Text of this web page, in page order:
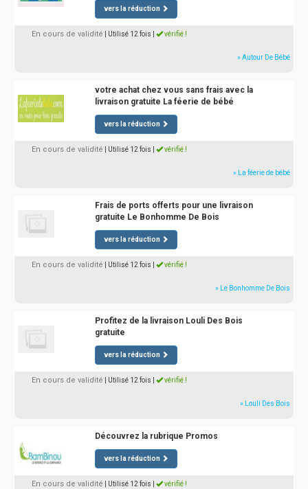
vers la réduction
En cours de validité | Utilisé 12 fois vérifié !
» Autour De Bébé
votre achat chez vous sans frais avec la
livraison gratuite La féerie de bébé
vers la réduction
En cours de validité | Utilisé 12 fois vérifié !
» La féerie de bébé
Frais de ports offerts pour une livraison
gratuite Le Bonhomme De Bois
vers la réduction
En cours de validité | Utilisé 12 fois vérifié !
» Le Bonhomme De Bois
Profitez de la livraison Louli Des Bois
gratuite
vers la réduction
En cours de validité | Utilisé 12 fois vérifié !
» Louli Des Bois
Découvrez la rubrique Promos
vers la réduction
En cours de validité | Utilisé 12 fois vérifié !